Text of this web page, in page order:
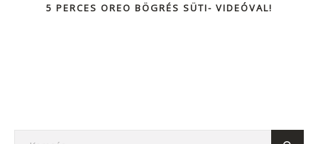
5 PERCES OREO BÖGRÉS SÜTI- VIDEÓVAL!